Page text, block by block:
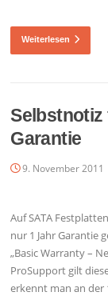
Weiterlesen
Selbstnotiz
Garantie
9. November 2011
Auf SATA
nur 1 Jahr Garantie
„Basic Warranty –
ProSupport gilt
erkennt man an der